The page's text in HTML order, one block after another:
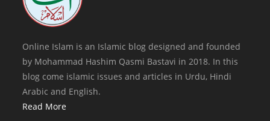
Online Islam is an Islamic blog designed and founded
by Mohammad Hashim Qasmi Bastavi in 2018. In this
blog come islamic issues and articles in Urdu, Hindi
Arabic and English.
Read More